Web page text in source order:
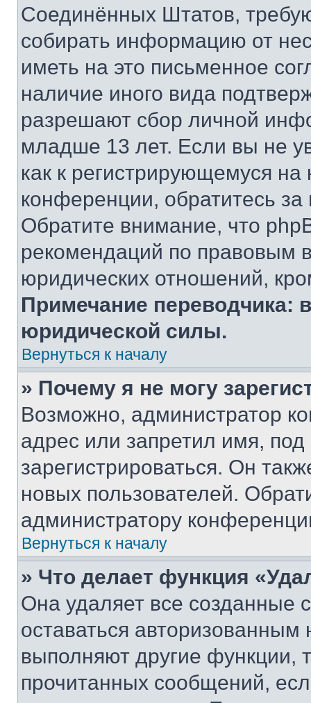
Соединённых Штатов,
собирать информацию от
иметь на это письменное
наличие иного вида
разрешают сбор личной
младше 13 лет. Если вы не
как к регистрирующемуся
конференции, обратитесь
Обратите внимание, что
рекомендаций по правовым
юридических отношений,
Примечание переводчика:
юридической силы.
Вернуться к началу
» Почему я не могу
Возможно, администратор
адрес или запретил имя,
зарегистрироваться. Он
новых пользователей.
администратору
Вернуться к началу
» Что делает функция
Она удаляет все созданные
оставаться
выполняют другие функции,
прочитанных сообщений,